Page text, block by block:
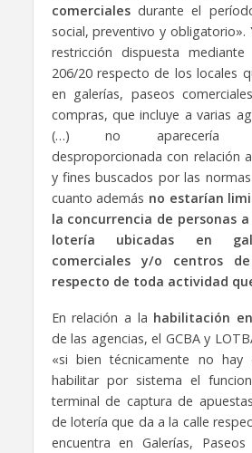
comercialesdurante el
social, preventivo y obligatorio».
restricción dispuesta
206/20 respecto de los locales
en galerías, paseos
compras, que incluye a varias
(…) no aparecería
desproporcionada con relación
y fines buscados por las
cuanto además no estarían
la concurrencia de personas
lotería ubicadas en
comerciales y/o centros
respecto de toda actividad
En relación a la habilitación
de las agencias, el GCBA y
«si bien técnicamente no hay
habilitar por sistema el
terminal de captura de
de lotería que da a la calle
encuentra en Galerías,